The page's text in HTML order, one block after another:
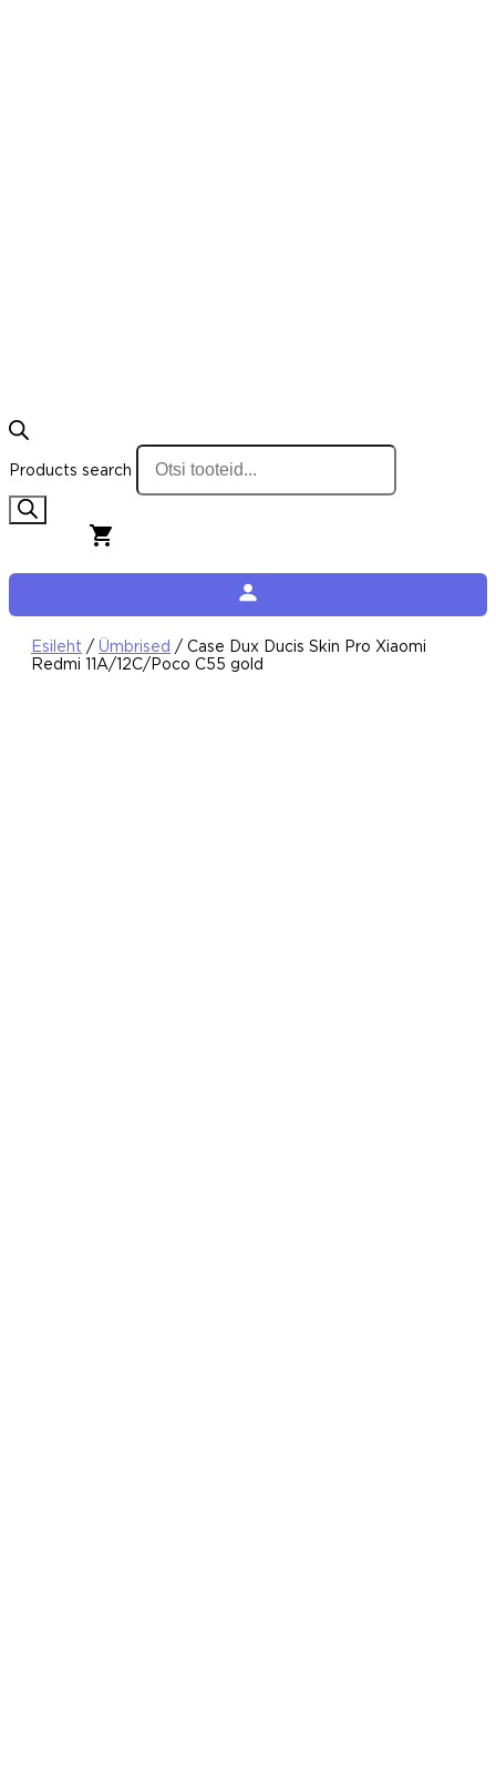
Products search
Esileht / Ümbrised / Case Dux Ducis Skin Pro Xiaomi
Redmi 11A/12C/Poco C55 gold